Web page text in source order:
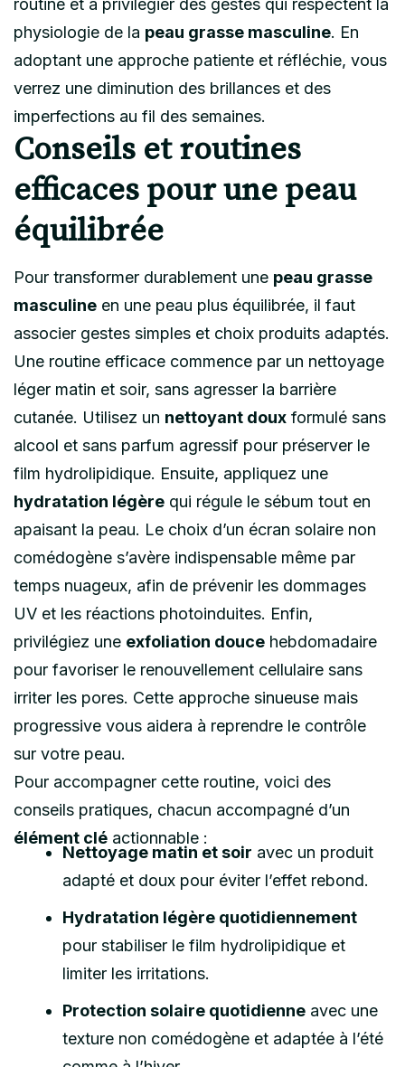
physiologie de la peau grasse masculine. En
adoptant une approche patiente et réfléchie, vous
verrez une diminution des brillances et des
imperfections au fil des semaines.
Conseils et routines
efficaces pour une peau
équilibrée
Pour transformer durablement une peau grasse
masculine en une peau plus équilibrée, il faut
associer gestes simples et choix produits adaptés.
Une routine efficace commence par un nettoyage
léger matin et soir, sans agresser la barrière
cutanée. Utilisez un nettoyant doux formulé sans
alcool et sans parfum agressif pour préserver le
film hydrolipidique. Ensuite, appliquez une
hydratation légère qui régule le sébum tout en
apaisant la peau. Le choix d’un écran solaire non
comédogène s’avère indispensable même par
temps nuageux, afin de prévenir les dommages
UV et les réactions photoinduites. Enfin,
privilégiez une exfoliation douce hebdomadaire
pour favoriser le renouvellement cellulaire sans
irriter les pores. Cette approche sinueuse mais
progressive vous aidera à reprendre le contrôle
sur votre peau.
Pour accompagner cette routine, voici des
conseils pratiques, chacun accompagné d’un
élément clé actionnable :
Nettoyage matin et soir avec un produit
adapté et doux pour éviter l’effet rebond.
Hydratation légère quotidiennement
pour stabiliser le film hydrolipidique et
limiter les irritations.
Protection solaire quotidienne avec une
texture non comédogène et adaptée à l’été